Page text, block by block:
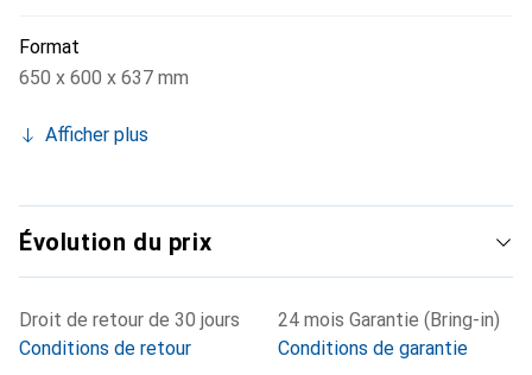
Format
650 x 600 x 637 mm
Afficher plus
Évolution du prix
Droit de retour de 30 jours
Conditions de retour
24 mois Garantie (Bring-in)
Conditions de garantie